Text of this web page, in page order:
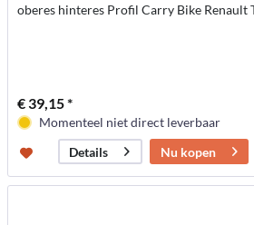
oberes hinteres Profil Carry Bike Renault
€ 39,15 *
Momenteel niet direct leverbaar
Details
Nu kopen